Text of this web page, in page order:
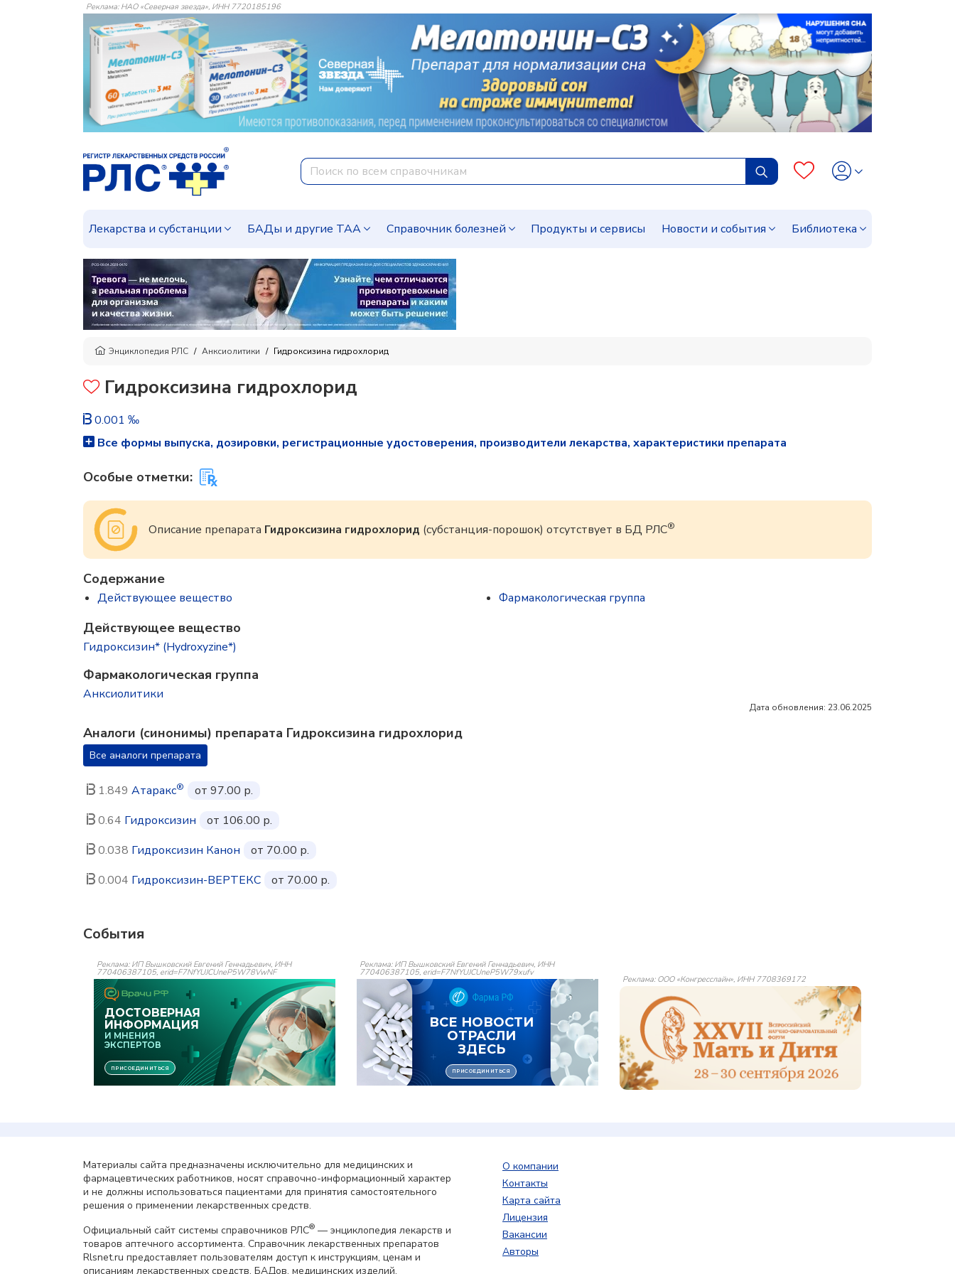
Реклама: НАО «Северная звезда», ИНН 7720185196
Лекарства и субстанции БАДы и другие ТАА Справочник болезней Продукты и сервисы Новости и события Библиотека
Энциклопедия РЛС Анксиолитики Гидроксизина гидрохлорид
Гидроксизина гидрохлорид
0.001 ‰
Все формы выпуска, дозировки, регистрационные удостоверения, производители лекарства, характеристики препарата
Особые отметки:
Описание препарата Гидроксизина гидрохлорид (субстанция-порошок) отсутствует в БД РЛС®
Содержание
Действующее вещество Фармакологическая группа
Действующее вещество
Гидроксизин* (Hydroxyzine*)
Фармакологическая группа
Анксиолитики
Дата обновления: 23.06.2025
Аналоги (синонимы) препарата Гидроксизина гидрохлорид
Все аналоги препарата
1.849 Атаракс®
от 97.00 р.
0.64 Гидроксизин
от 106.00 р.
0.038 Гидроксизин Канон
от 70.00 р.
0.004 Гидроксизин-ВЕРТЕКС от 70.00 р.
События
Реклама: ИП Вышковский Евгений Геннадьевич, ИНН
770406387105, erid=F7NfYUJCUneP5W78VwNF
Реклама: ИП Вышковский Евгений Геннадьевич, ИНН
770406387105, erid=F7NfYUJCUneP5W79xufv
Реклама: ООО «Конгресслайн», ИНН 7708369172
Материалы сайта предназначены исключительно для медицинских и
фармацевтических работников, носят справочно-информационный характер
и не должны использоваться пациентами для принятия самостоятельного
решения о применении лекарственных средств.
Официальный сайт системы справочников РЛС® — энциклопедия лекарств и
товаров аптечного ассортимента. Справочник лекарственных препаратов
Rlsnet.ru предоставляет пользователям доступ к инструкциям, ценам и
описаниям лекарственных средств, БАДов, медицинских изделий,
О компании
Контакты
Карта сайта
Лицензия
Вакансии
Авторы